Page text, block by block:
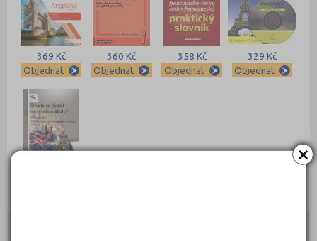
×
369 Kč
Objednat
360 Kč
Objednat
358 Kč
Objednat
329 Kč
Objednat